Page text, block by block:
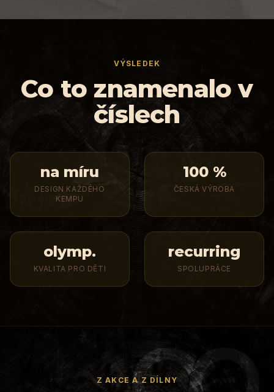
VÝSLEDEK
Co to znamenalo v
číslech
na míru
DESIGN KAŽDÉHO
KEMPU
100 %
ČESKÁ VÝROBA
olymp.
KVALITA PRO DĚTI
recurring
SPOLUPRÁCE
Z AKCE A Z DÍLNY